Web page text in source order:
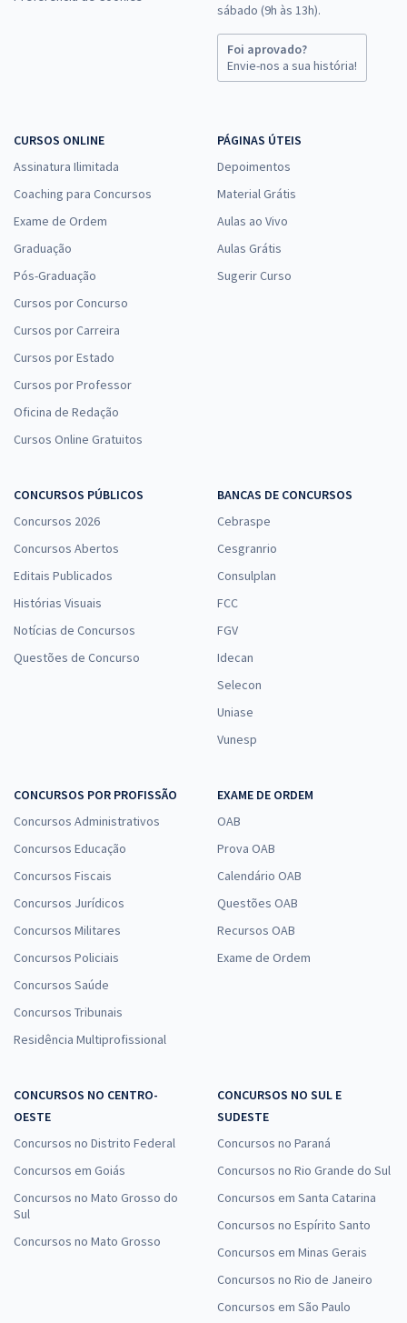
sábado (9h às 13h).
Foi aprovado?
Envie-nos a sua história!
CURSOS ONLINE
Assinatura Ilimitada
Coaching para Concursos
Exame de Ordem
Graduação
Pós-Graduação
Cursos por Concurso
Cursos por Carreira
Cursos por Estado
Cursos por Professor
Oficina de Redação
Cursos Online Gratuitos
PÁGINAS ÚTEIS
Depoimentos
Material Grátis
Aulas ao Vivo
Aulas Grátis
Sugerir Curso
CONCURSOS PÚBLICOS
Concursos 2026
Concursos Abertos
Editais Publicados
Histórias Visuais
Notícias de Concursos
Questões de Concurso
BANCAS DE CONCURSOS
Cebraspe
Cesgranrio
Consulplan
FCC
FGV
Idecan
Selecon
Uniase
Vunesp
CONCURSOS POR PROFISSÃO
Concursos Administrativos
Concursos Educação
Concursos Fiscais
Concursos Jurídicos
Concursos Militares
Concursos Policiais
Concursos Saúde
Concursos Tribunais
Residência Multiprofissional
EXAME DE ORDEM
OAB
Prova OAB
Calendário OAB
Questões OAB
Recursos OAB
Exame de Ordem
CONCURSOS NO CENTRO-
OESTE
Concursos no Distrito Federal
Concursos em Goiás
Concursos no Mato Grosso do
Sul
Concursos no Mato Grosso
CONCURSOS NO SUL E
SUDESTE
Concursos no Paraná
Concursos no Rio Grande do Sul
Concursos em Santa Catarina
Concursos no Espírito Santo
Concursos em Minas Gerais
Concursos no Rio de Janeiro
Concursos em São Paulo